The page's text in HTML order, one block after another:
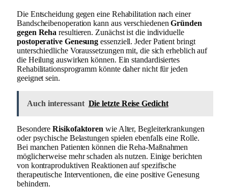
Die Entscheidung gegen eine Rehabilitation nach einer
Bandscheibenoperation kann aus verschiedenenGründen
gegen Reha resultieren. Zunächst ist die individuelle
postoperative Genesung essenziell. Jeder Patient bringt
unterschiedliche Voraussetzungen mit, die sich erheblich auf
die Heilung auswirken können. Ein standardisiertes
Rehabilitationsprogramm könnte daher nicht für jeden
geeignet sein.
Auch interessant Die letzte Reise Gedicht
BesondereRisikofaktoren wie Alter, Begleiterkrankungen
oder psychische Belastungen spielen ebenfalls eine Rolle.
Bei manchen Patienten können die Reha-Maßnahmen
möglicherweise mehr schaden als nutzen. Einige berichten
von kontraproduktiven Reaktionen auf spezifische
therapeutische Interventionen, die eine positive Genesung
behindern.